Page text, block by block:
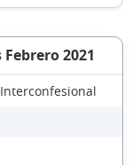
2021